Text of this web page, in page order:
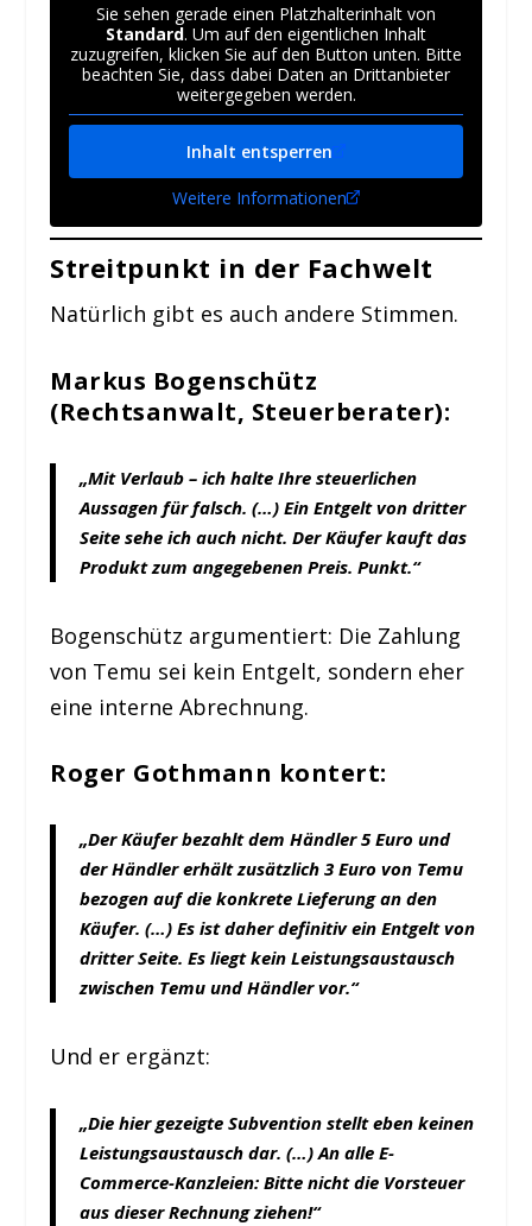
Sie sehen gerade einen Platzhalterinhalt von
Standard. Um auf den eigentlichen Inhalt
zuzugreifen, klicken Sie auf den Button unten. Bitte
beachten Sie, dass dabei Daten an Drittanbieter
weitergegeben werden.
Inhalt entsperren
Weitere Informationen
Streitpunkt in der Fachwelt
Natürlich gibt es auch andere Stimmen.
Markus Bogenschütz
(Rechtsanwalt, Steuerberater):
„Mit Verlaub – ich halte Ihre steuerlichen
Aussagen für falsch. (…) Ein Entgelt von dritter
Seite sehe ich auch nicht. Der Käufer kauft das
Produkt zum angegebenen Preis. Punkt.“
Bogenschütz argumentiert: Die Zahlung
von Temu sei kein Entgelt, sondern eher
eine interne Abrechnung.
Roger Gothmann kontert:
„Der Käufer bezahlt dem Händler 5 Euro und
der Händler erhält zusätzlich 3 Euro von Temu
bezogen auf die konkrete Lieferung an den
Käufer. (…) Es ist daher definitiv ein Entgelt von
dritter Seite. Es liegt kein Leistungsaustausch
zwischen Temu und Händler vor.“
Und er ergänzt:
„Die hier gezeigte Subvention stellt eben keinen
Leistungsaustausch dar. (…) An alle E-
Commerce-Kanzleien: Bitte nicht die Vorsteuer
aus dieser Rechnung ziehen!“